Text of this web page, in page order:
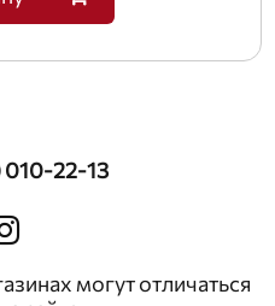
010-22-13
могут отличаться